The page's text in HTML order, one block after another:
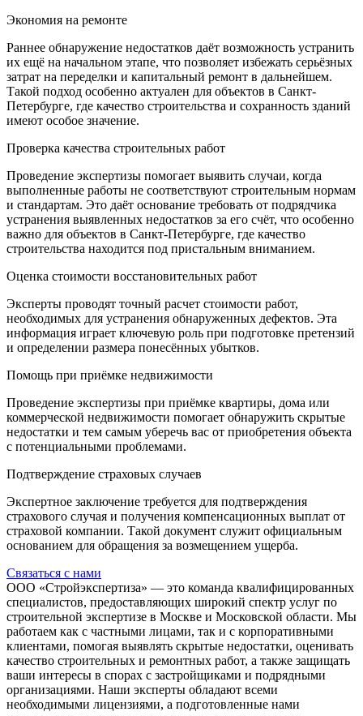
Экономия на ремонте
Раннее обнаружение недостатков даёт возможность устранить
их ещё на начальном этапе, что позволяет избежать серьёзных
затрат на переделки и капитальный ремонт в дальнейшем.
Такой подход особенно актуален для объектов в Санкт-
Петербурге, где качество строительства и сохранность зданий
имеют особое значение.
Проверка качества строительных работ
Проведение экспертизы помогает выявить случаи, когда
выполненные работы не соответствуют строительным нормам
и стандартам. Это даёт основание требовать от подрядчика
устранения выявленных недостатков за его счёт, что особенно
важно для объектов в Санкт-Петербурге, где качество
строительства находится под пристальным вниманием.
Оценка стоимости восстановительных работ
Эксперты проводят точный расчет стоимости работ,
необходимых для устранения обнаруженных дефектов. Эта
информация играет ключевую роль при подготовке претензий
и определении размера понесённых убытков.
Помощь при приёмке недвижимости
Проведение экспертизы при приёмке квартиры, дома или
коммерческой недвижимости помогает обнаружить скрытые
недостатки и тем самым уберечь вас от приобретения объекта
с потенциальными проблемами.
Подтверждение страховых случаев
Экспертное заключение требуется для подтверждения
страхового случая и получения компенсационных выплат от
страховой компании. Такой документ служит официальным
основанием для обращения за возмещением ущерба.
Связаться с нами
ООО «Стройэкспертиза» — это команда квалифицированных
специалистов, предоставляющих широкий спектр услуг по
строительной экспертизе в Москве и Московской области. Мы
работаем как с частными лицами, так и с корпоративными
клиентами, помогая выявлять скрытые недостатки, оценивать
качество строительных и ремонтных работ, а также защищать
ваши интересы в спорах с застройщиками и подрядными
организациями. Наши эксперты обладают всеми
необходимыми лицензиями, а подготовленные нами